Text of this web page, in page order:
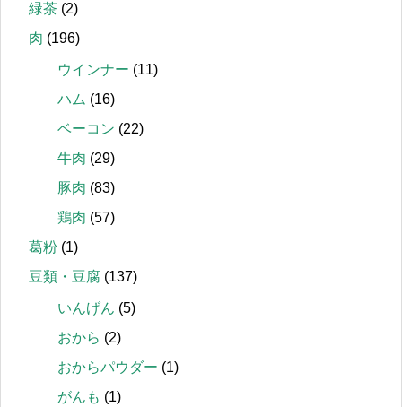
緑茶 (2)
肉 (196)
ウインナー (11)
ハム (16)
ベーコン (22)
牛肉 (29)
豚肉 (83)
鶏肉 (57)
葛粉 (1)
豆類・豆腐 (137)
いんげん (5)
おから (2)
おからパウダー (1)
がんも (1)